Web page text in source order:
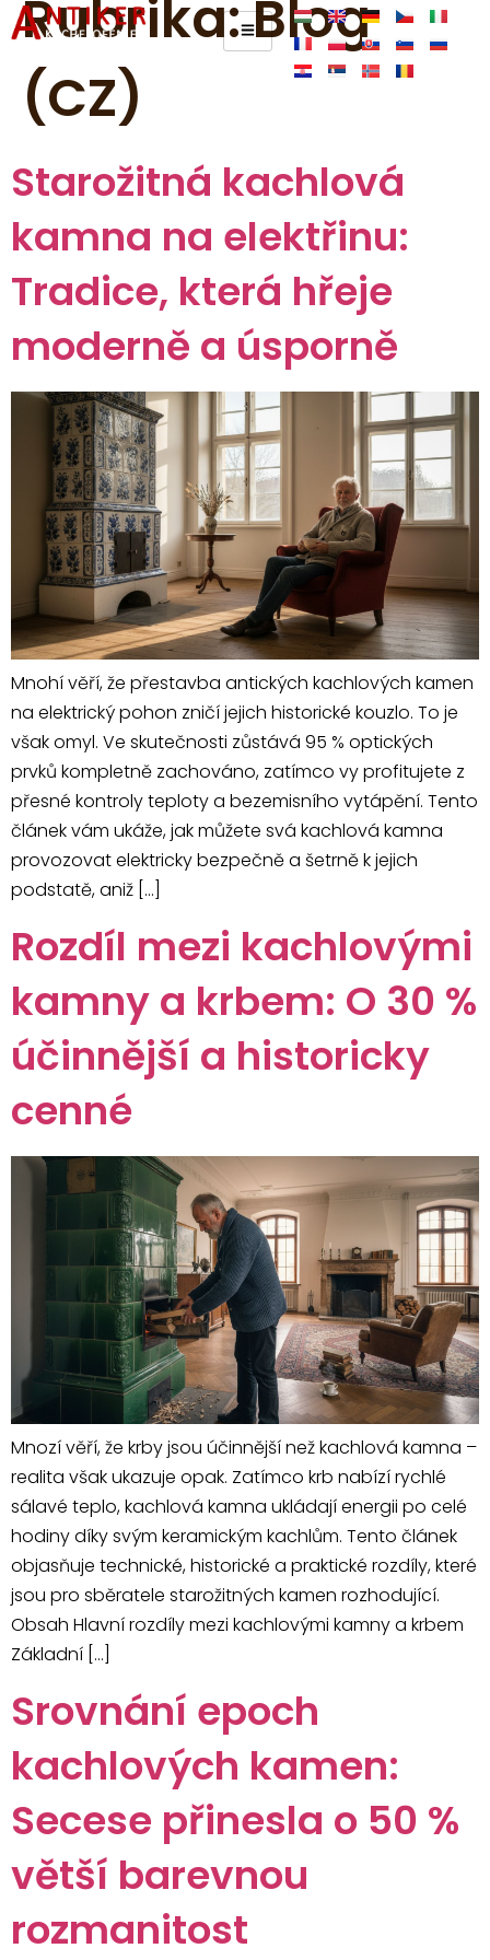
Rubrika:Blog
(CZ)
Starožitná kachlová
kamna na elektřinu:
Tradice, která hřeje
moderně a úsporně
Mnohí věří, že přestavba antických kachlových kamen
na elektrický pohon zničí jejich historické kouzlo. To je
však omyl. Ve skutečnosti zůstává 95 % optických
prvků kompletně zachováno, zatímco vy profitujete z
přesné kontroly teploty a bezemisního vytápění. Tento
článek vám ukáže, jak můžete svá kachlová kamna
provozovat elektricky bezpečně a šetrně k jejich
podstatě, aniž […]
Rozdíl mezi kachlovými
kamny a krbem: O 30 %
účinnější a historicky
cenné
Mnozí věří, že krby jsou účinnější než kachlová kamna –
realita však ukazuje opak. Zatímco krb nabízí rychlé
sálavé teplo, kachlová kamna ukládají energii po celé
hodiny díky svým keramickým kachlům. Tento článek
objasňuje technické, historické a praktické rozdíly, které
jsou pro sběratele starožitných kamen rozhodující.
Obsah Hlavní rozdíly mezi kachlovými kamny a krbem
Základní […]
Srovnání epoch
kachlových kamen:
Secese přinesla o 50 %
větší barevnou
rozmanitost